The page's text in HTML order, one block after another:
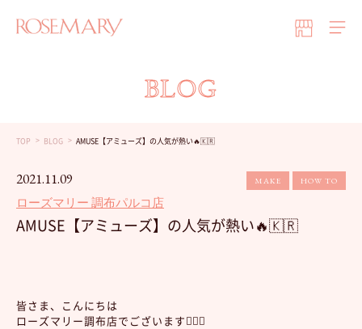
BLOG
TOP BLOG AMUSE【アミューズ】の人気が熱い🔥🇰🇷
2021.11.09
ローズマリー 調布パルコ店
MAKE HOW TO
AMUSE【アミューズ】の人気が熱い🔥🇰🇷
皆さま、こんにちは
ローズマリー調布店でございます🙇🏼‍♀️